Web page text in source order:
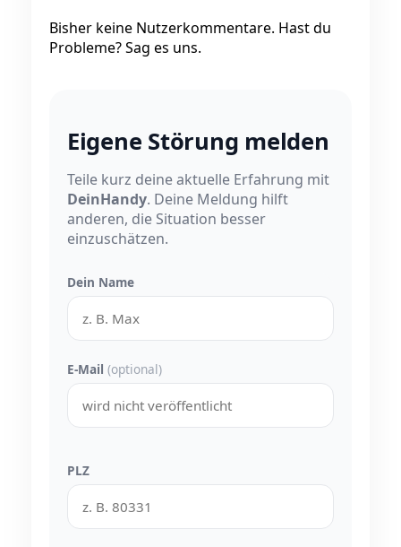
Bisher keine Nutzerkommentare. Hast du
Probleme? Sag es uns.
Eigene Störung melden
Teile kurz deine aktuelle Erfahrung mit
DeinHandy. Deine Meldung hilft
anderen, die Situation besser
einzuschätzen.
Dein Name
E-Mail (optional)
PLZ